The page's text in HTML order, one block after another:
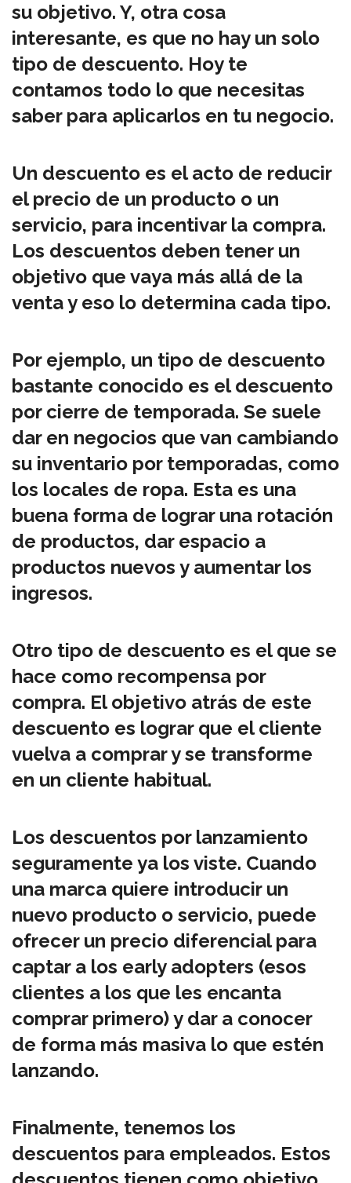
su objetivo. Y, otra cosa
interesante, es que no hay un solo
tipo de descuento. Hoy te
contamos todo lo que necesitas
saber para aplicarlos en tu negocio.
Un descuento es el acto de reducir
el precio de un producto o un
servicio, para incentivar la compra.
Los descuentos deben tener un
objetivo que vaya más allá de la
venta y eso lo determina cada tipo.
Por ejemplo, un tipo de descuento
bastante conocido es el descuento
por cierre de temporada. Se suele
dar en negocios que van cambiando
su inventario por temporadas, como
los locales de ropa. Esta es una
buena forma de lograr una rotación
de productos, dar espacio a
productos nuevos y aumentar los
ingresos.
Otro tipo de descuento es el que se
hace como recompensa por
compra. El objetivo atrás de este
descuento es lograr que el cliente
vuelva a comprar y se transforme
en un cliente habitual.
Los descuentos por lanzamiento
seguramente ya los viste. Cuando
una marca quiere introducir un
nuevo producto o servicio, puede
ofrecer un precio diferencial para
captar a los early adopters (esos
clientes a los que les encanta
comprar primero) y dar a conocer
de forma más masiva lo que estén
lanzando.
Finalmente, tenemos los
descuentos para empleados. Estos